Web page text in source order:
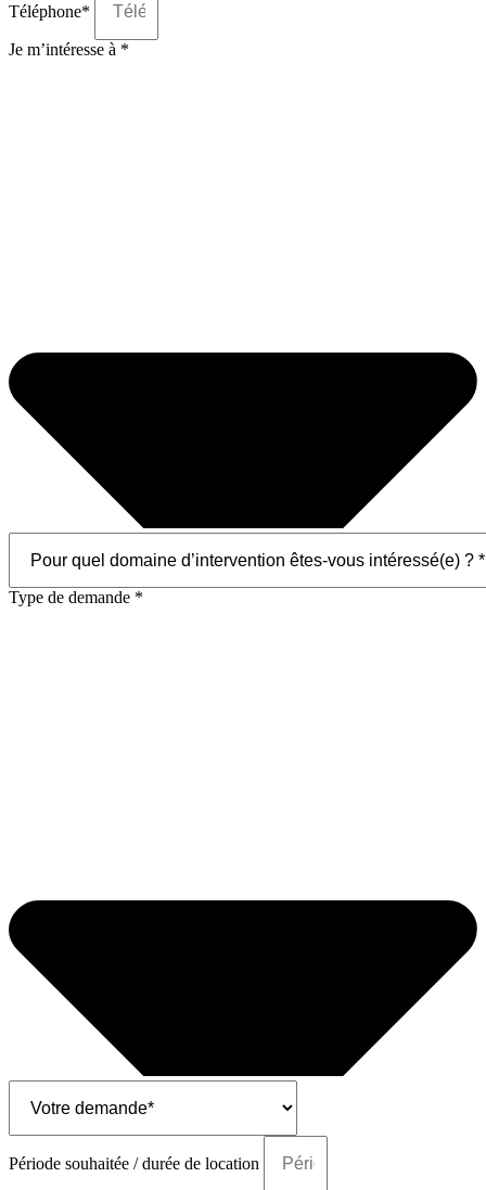
Téléphone*
Je m’intéresse à *
Type de demande *
Période souhaitée / durée de location